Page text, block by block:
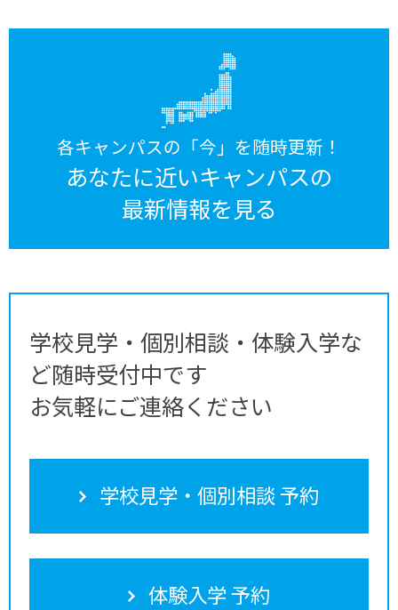
各キャンパスの「今」を随時更新！
あなたに近いキャンパスの
最新情報を見る
学校見学・個別相談・体験入学な
ど随時受付中です
お気軽にご連絡ください
学校見学・個別相談 予約
体験入学 予約